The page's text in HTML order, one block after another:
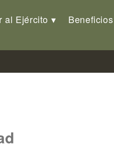
al Ejército Beneficios